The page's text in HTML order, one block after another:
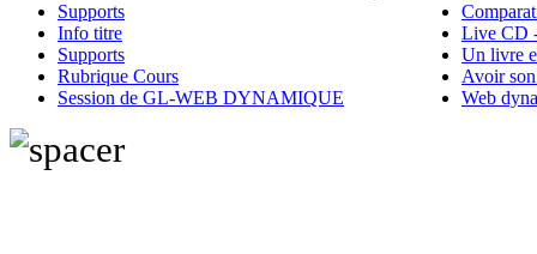
Supports
Info titre
Supports
Rubrique Cours
Session de GL-WEB DYNAMIQUE
Live CD
Un livre
Avoir
Web